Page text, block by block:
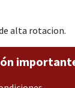
alta rotacion.